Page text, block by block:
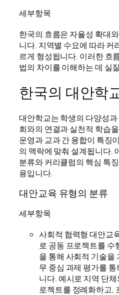
세부항목
한국의 흐름은 자율성 확대
니다. 지역별 수요에 따라 커
르게 형성됩니다. 이러한 흐
법의 차이를 이해하는 데 실
한국의 대안학
대안학교는 학생의 다양성
회와의 연결과 실천적 학습
운영과 교과 간 융합이 특징
의 맥락에 맞춰 설계됩니다.
분류와 커리큘럼의 핵심 특
용입니다.
대안교육 유형의 분류
세부항목
사회적 협력형 대안교
로 공동 프로젝트를 수
을 통해 사회적 기술을
무 중심 과제 평가를
니다. 예시로 지역 단
로젝트를 정례화하고,